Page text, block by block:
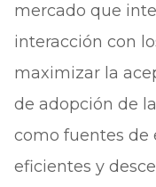
mercado que
interacción con
maximizar la
de adopción de
como fuentes de
eficientes y